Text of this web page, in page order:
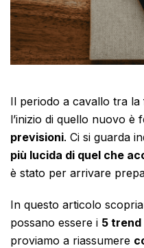
Il periodo a cavallo tra la
l’inizio di quello nuovo è
previsioni. Ci si guarda
più lucida di quel che
è stato per arrivare
In questo articolo
possano essere i 5 trend
proviamo a riassumere